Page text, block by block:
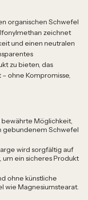
organischen Schwefel
zeichnet
und einen neutralen
zu bieten, das
ohne Kompromisse,
bewährte Möglichkeit,
gebundenem Schwefel
wird sorgfältig auf
ein sicheres Produkt
ohne künstliche
wie Magnesiumstearat.